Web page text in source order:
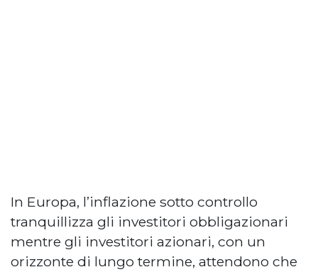
In Europa, l’inflazione sotto controllo
tranquillizza gli investitori obbligazionari
mentre gli investitori azionari, con un
orizzonte di lungo termine, attendono che